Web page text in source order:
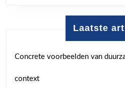
Laatste
Concrete voorbeelden van
context